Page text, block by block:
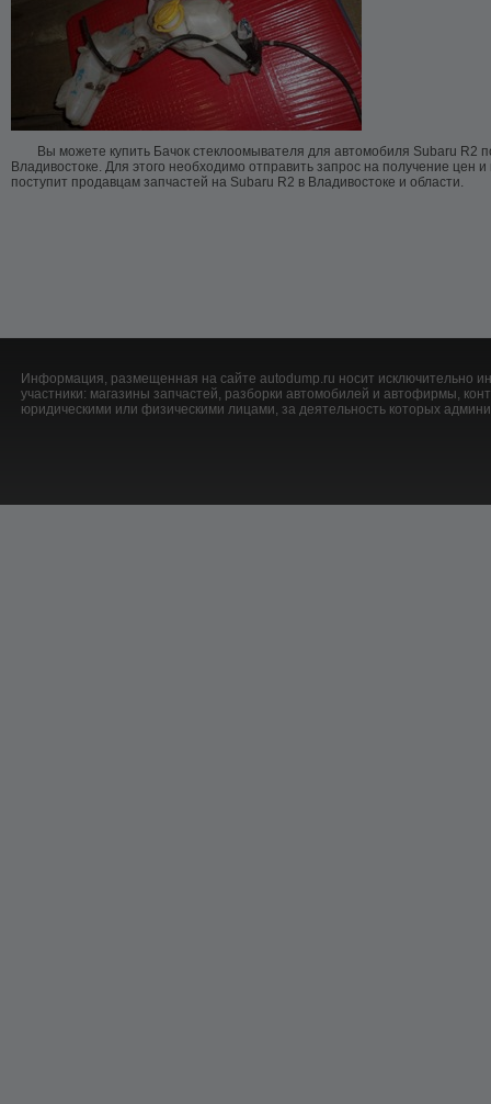
Вы можете купить Бачок стеклоомывателя для автомобиля Subaru R2
Владивостоке. Для этого необходимо отправить запрос на получение цен
поступит продавцам запчастей на Subaru R2 в Владивостоке и области.
Информация, размещенная на сайте autodump.ru носит исключительно
участники: магазины запчастей, разборки автомобилей и автофирмы,
юридическими или физическими лицами, за деятельность которых